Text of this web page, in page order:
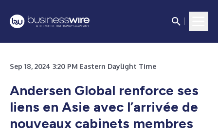
Sep 18, 2024 3:20 PM Eastern Daylight Time
Andersen Global renforce ses
liens en Asie avec l’arrivée de
nouveaux cabinets membres